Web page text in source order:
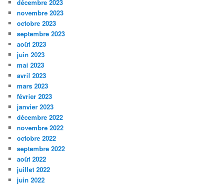
décembre 2023
novembre 2023
octobre 2023
septembre 2023
août 2023
juin 2023
mai 2023
avril 2023
mars 2023
février 2023
janvier 2023
décembre 2022
novembre 2022
octobre 2022
septembre 2022
août 2022
juillet 2022
juin 2022